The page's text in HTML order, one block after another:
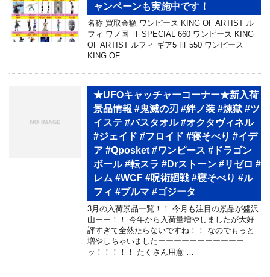
ャンペーンも実施中です！
名称 買取金額 ワンピース KING OF ARTIST ル
フィ ワノ国 Ⅱ SPECIAL 660 ワンピース KING
OF ARTIST ルフィ ギア5 Ⅲ 550 ワンピース
KING OF …
★UFOキャッチャーコーナー★新入荷
景品情報 #鬼滅の刃 #絆ノ装 #煉獄 #ツ
イステ #バスタオル #オクタヴィネル
#ジェイド #フロイド #寝そべり #イデ
ア #Qposket #ワンピース #ドラゴン
ボール #転スラ #Drストーン #リゼロ #
レム #WCF #呪術廻戦 #寝そべり #ル
フィ #ブルマ #ゴジータ
3月の入荷景品一覧！！ 今月も注目の景品が盛沢
山ーー！！ 今年から入荷量増やしましたが大好
評すぎて全然たらないですね！！ なのでもっと
増やしちゃいましたーーーーーーーーーーー
ッ！！！！！ たくさん用意 …